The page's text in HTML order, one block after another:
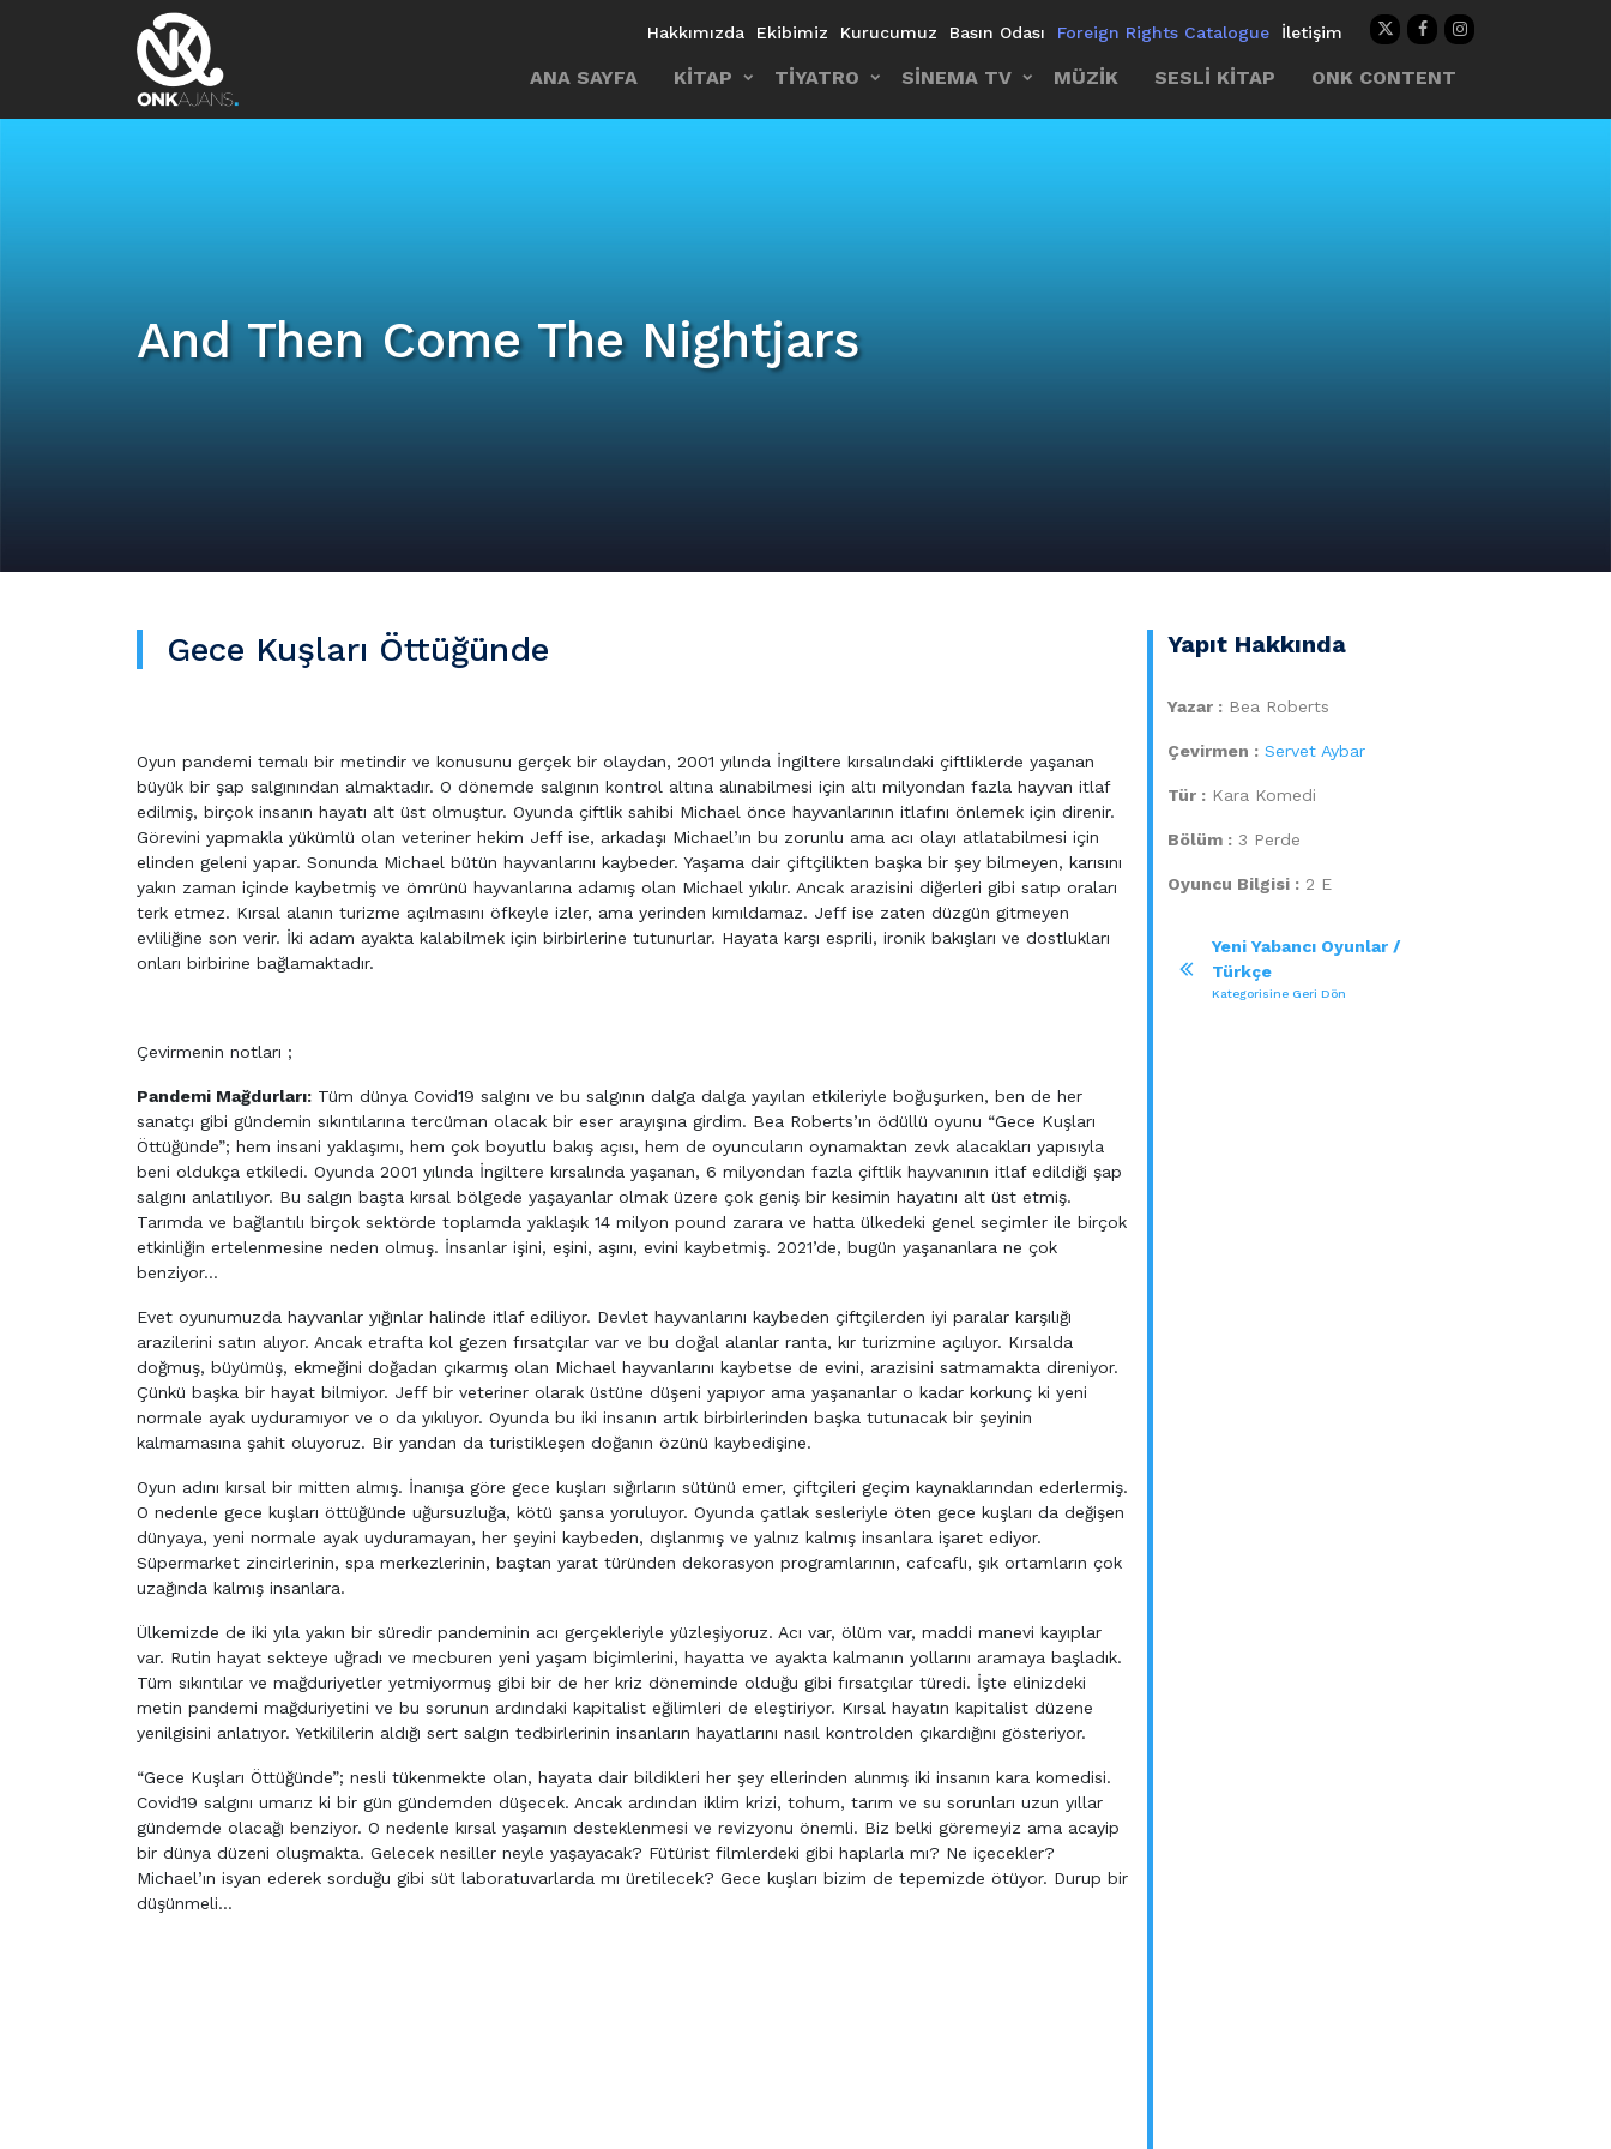
Hakkımızda Ekibimiz Kurucumuz Basın Odası Foreign Rights Catalogue İletişim
ANA SAYFA KİTAP TİYATRO SİNEMA TV MÜZİK SESLİ KİTAP ONK CONTENT
And Then Come The Nightjars
Gece Kuşları Öttüğünde
Oyun pandemi temalı bir metindir ve konusunu gerçek bir olaydan, 2001 yılında İngiltere kırsalındaki çiftliklerde yaşanan
büyük bir şap salgınından almaktadır. O dönemde salgının kontrol altına alınabilmesi için altı milyondan fazla hayvan itlaf
edilmiş, birçok insanın hayatı alt üst olmuştur. Oyunda çiftlik sahibi Michael önce hayvanlarının itlafını önlemek için direnir.
Görevini yapmakla yükümlü olan veteriner hekim Jeff ise, arkadaşı Michael’ın bu zorunlu ama acı olayı atlatabilmesi için
elinden geleni yapar. Sonunda Michael bütün hayvanlarını kaybeder. Yaşama dair çiftçilikten başka bir şey bilmeyen, karısını
yakın zaman içinde kaybetmiş ve ömrünü hayvanlarına adamış olan Michael yıkılır. Ancak arazisini diğerleri gibi satıp oraları
terk etmez. Kırsal alanın turizme açılmasını öfkeyle izler, ama yerinden kımıldamaz. Jeff ise zaten düzgün gitmeyen
evliliğine son verir. İki adam ayakta kalabilmek için birbirlerine tutunurlar. Hayata karşı esprili, ironik bakışları ve dostlukları
onları birbirine bağlamaktadır.
Çevirmenin notları ;
Pandemi Mağdurları: Tüm dünya Covid19 salgını ve bu salgının dalga dalga yayılan etkileriyle boğuşurken, ben de her
sanatçı gibi gündemin sıkıntılarına tercüman olacak bir eser arayışına girdim. Bea Roberts’ın ödüllü oyunu “Gece Kuşları
Öttüğünde”; hem insani yaklaşımı, hem çok boyutlu bakış açısı, hem de oyuncuların oynamaktan zevk alacakları yapısıyla
beni oldukça etkiledi. Oyunda 2001 yılında İngiltere kırsalında yaşanan, 6 milyondan fazla çiftlik hayvanının itlaf edildiği şap
salgını anlatılıyor. Bu salgın başta kırsal bölgede yaşayanlar olmak üzere çok geniş bir kesimin hayatını alt üst etmiş.
Tarımda ve bağlantılı birçok sektörde toplamda yaklaşık 14 milyon pound zarara ve hatta ülkedeki genel seçimler ile birçok
etkinliğin ertelenmesine neden olmuş. İnsanlar işini, eşini, aşını, evini kaybetmiş. 2021’de, bugün yaşananlara ne çok
benziyor…
Evet oyunumuzda hayvanlar yığınlar halinde itlaf ediliyor. Devlet hayvanlarını kaybeden çiftçilerden iyi paralar karşılığı
arazilerini satın alıyor. Ancak etrafta kol gezen fırsatçılar var ve bu doğal alanlar ranta, kır turizmine açılıyor. Kırsalda
doğmuş, büyümüş, ekmeğini doğadan çıkarmış olan Michael hayvanlarını kaybetse de evini, arazisini satmamakta direniyor.
Çünkü başka bir hayat bilmiyor. Jeff bir veteriner olarak üstüne düşeni yapıyor ama yaşananlar o kadar korkunç ki yeni
normale ayak uyduramıyor ve o da yıkılıyor. Oyunda bu iki insanın artık birbirlerinden başka tutunacak bir şeyinin
kalmamasına şahit oluyoruz. Bir yandan da turistikleşen doğanın özünü kaybedişine.
Oyun adını kırsal bir mitten almış. İnanışa göre gece kuşları sığırların sütünü emer, çiftçileri geçim kaynaklarından ederlermiş.
O nedenle gece kuşları öttüğünde uğursuzluğa, kötü şansa yoruluyor. Oyunda çatlak sesleriyle öten gece kuşları da değişen
dünyaya, yeni normale ayak uyduramayan, her şeyini kaybeden, dışlanmış ve yalnız kalmış insanlara işaret ediyor.
Süpermarket zincirlerinin, spa merkezlerinin, baştan yarat türünden dekorasyon programlarının, cafcaflı, şık ortamların çok
uzağında kalmış insanlara.
Ülkemizde de iki yıla yakın bir süredir pandeminin acı gerçekleriyle yüzleşiyoruz. Acı var, ölüm var, maddi manevi kayıplar
var. Rutin hayat sekteye uğradı ve mecburen yeni yaşam biçimlerini, hayatta ve ayakta kalmanın yollarını aramaya başladık.
Tüm sıkıntılar ve mağduriyetler yetmiyormuş gibi bir de her kriz döneminde olduğu gibi fırsatçılar türedi. İşte elinizdeki
metin pandemi mağduriyetini ve bu sorunun ardındaki kapitalist eğilimleri de eleştiriyor. Kırsal hayatın kapitalist düzene
yenilgisini anlatıyor. Yetkililerin aldığı sert salgın tedbirlerinin insanların hayatlarını nasıl kontrolden çıkardığını gösteriyor.
“Gece Kuşları Öttüğünde”; nesli tükenmekte olan, hayata dair bildikleri her şey ellerinden alınmış iki insanın kara komedisi.
Covid19 salgını umarız ki bir gün gündemden düşecek. Ancak ardından iklim krizi, tohum, tarım ve su sorunları uzun yıllar
gündemde olacağı benziyor. O nedenle kırsal yaşamın desteklenmesi ve revizyonu önemli. Biz belki göremeyiz ama acayip
bir dünya düzeni oluşmakta. Gelecek nesiller neyle yaşayacak? Fütürist filmlerdeki gibi haplarla mı? Ne içecekler?
Michael’ın isyan ederek sorduğu gibi süt laboratuvarlarda mı üretilecek? Gece kuşları bizim de tepemizde ötüyor. Durup bir
düşünmeli…
Yapıt Hakkında
Yazar : Bea Roberts
Çevirmen : Servet Aybar
Tür : Kara Komedi
Bölüm : 3 Perde
Oyuncu Bilgisi : 2 E
Yeni Yabancı Oyunlar /
Türkçe
Kategorisine Geri Dön